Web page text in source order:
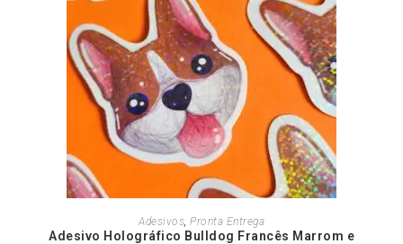
ADICIONAR AO CARRINHO
Adesivos, Pronta Entrega
Adesivo Holográfico Bulldog Francês Marrom e